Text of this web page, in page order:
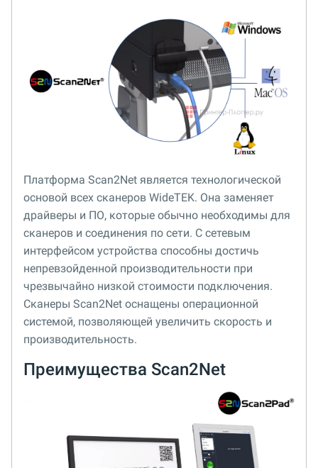
Платформа Scan2Net является технологической
основой всех сканеров WideTEK. Она заменяет
драйверы и ПО, которые обычно необходимы для
сканеров и соединения по сети. С сетевым
интерфейсом устройства способны достичь
непревзойденной производительности при
чрезвычайно низкой стоимости подключения.
Сканеры Scan2Net оснащены операционной
системой, позволяющей увеличить скорость и
производительность.
Преимущества Scan2Net